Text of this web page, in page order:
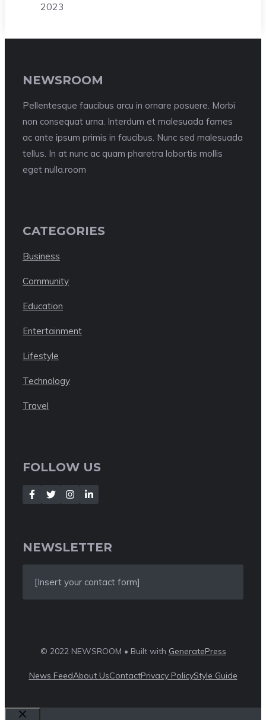
2023
NEWSROOM
Pellentesque faucibus arcu in ornare posuere. Morbi
non consequat urna. Interdum et malesuada fames
ac ante ipsum primis in faucibus. Nunc sed malesuada
tellus. In at nunc ac quam pharetra lobortis mollis
eget nulla.room
CATEGORIES
Business
Community
Education
Entertainment
Lifestyle
Technology
Travel
FOLLOW US
NEWSLETTER
[Insert your contact form]
© 2022 NEWSROOM • Built with GeneratePress
News FeedAbout UsContactPrivacy PolicyStyle Guide